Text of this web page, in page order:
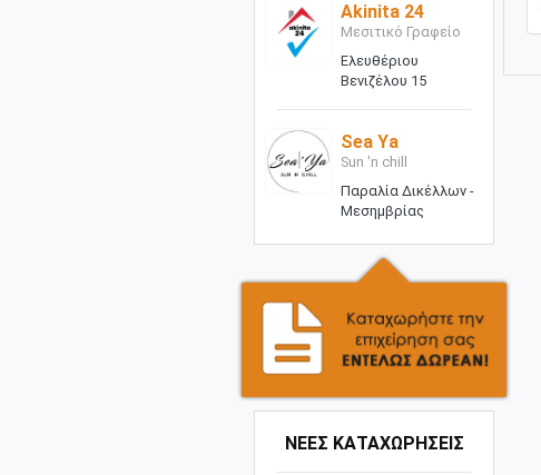
Akinita 24
Μεσιτικό Γραφείο
Ελευθέριου
Βενιζέλου 15
Sea Ya
Sun 'n chill
Παραλία Δικέλλων -
Μεσημβρίας
ΝΕΕΣ ΚΑΤΑΧΩΡΗΣΕΙΣ